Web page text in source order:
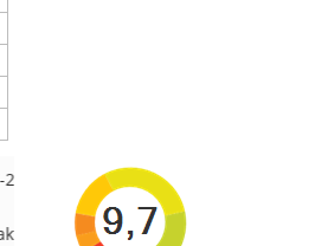
Nell uit Beuningen
Goed verpakt en snelgeleverd